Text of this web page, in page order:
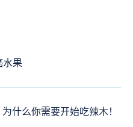
水果
什么你需要开始吃辣木！